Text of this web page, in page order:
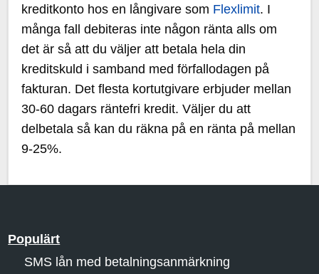
kreditkonto hos en långivare som Flexlimit. I
många fall debiteras inte någon ränta alls om
det är så att du väljer att betala hela din
kreditskuld i samband med förfallodagen på
fakturan. Det flesta kortutgivare erbjuder mellan
30-60 dagars räntefri kredit. Väljer du att
delbetala så kan du räkna på en ränta på mellan
9-25%.
Populärt
SMS lån med betalningsanmärkning